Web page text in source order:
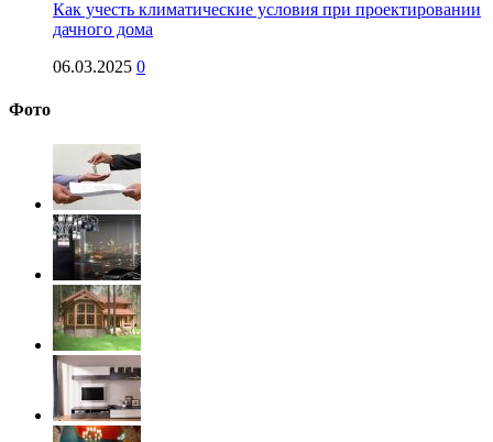
Как учесть климатические условия при проектировании
дачного дома
06.03.2025 0
Фото